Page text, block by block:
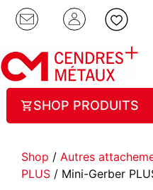
SHOP PRODUITS
Shop / Autres
PLUS / Mini-Gerber